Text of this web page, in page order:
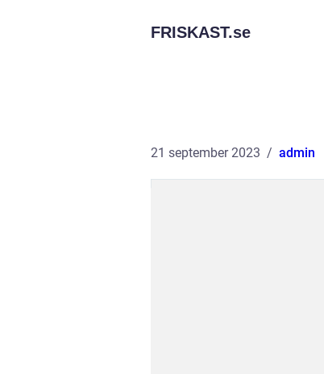
FRISKAST.se
21 september 2023 admin